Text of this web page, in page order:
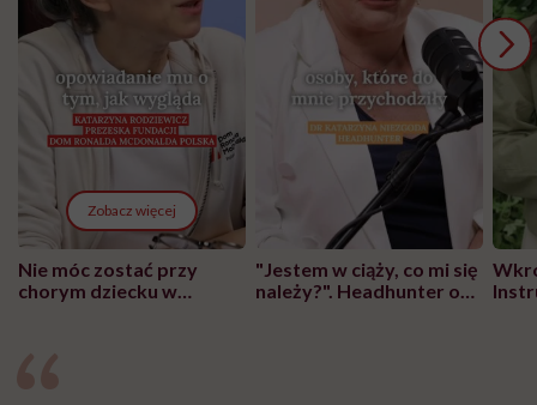
Zobacz więcej
Nie móc zostać przy
chorym dziecku w
"Jestem w ciąży, co mi się
należy?". Headhunter o